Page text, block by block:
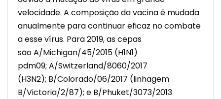
velocidade. A composição da vacina é mudada
anualmente para continuar eficaz no combate
a esse vírus. Para 2019, as cepas
são A/Michigan/45/2015 (H1N1)
pdm09; A/Switzerland/8060/2017
(H3N2); B/Colorado/06/2017 (linhagem
B/Victoria/2/87); e B/Phuket/3073/2013